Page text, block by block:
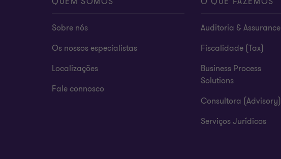
Sobre nós
Os nossos especialistas
Localizações
Fale connosco
Auditoria & Assurance
Fiscalidade (Tax)
Business Process
Solutions
Consultora (Advisory)
Serviços Jurídicos